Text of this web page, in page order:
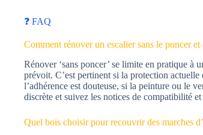
❓ FAQ
Comment rénover un escalier sans le poncer et
Rénover ‘sans poncer’ se limite en pratique à
prévoit. C’est pertinent si la protection
l’adhérence est douteuse, si la peinture ou le
discrète et suivez les notices de compatibilité
Quel bois choisir pour recouvrir des marches